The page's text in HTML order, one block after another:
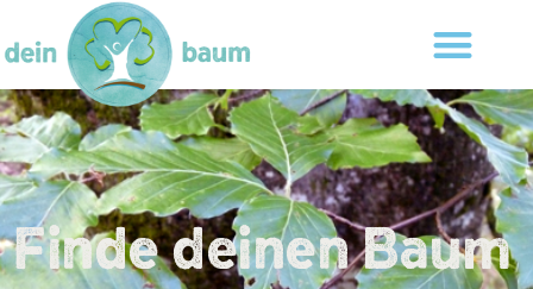
Finde deinen Baum